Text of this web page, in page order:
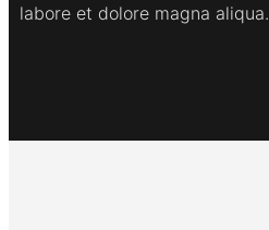
labore et dolore magna aliqua.